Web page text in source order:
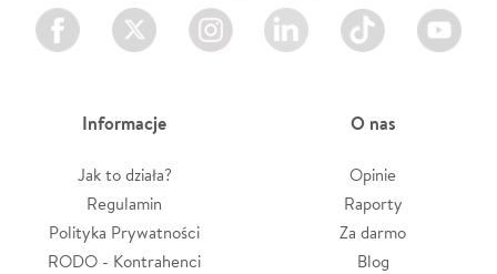
Facebook Twitter Instagram LinkedIn TikTok Youtube
Informacje
Jak to działa?
Regulamin
Polityka Prywatności
RODO - Kontrahenci
O nas
Opinie
Raporty
Za darmo
Blog